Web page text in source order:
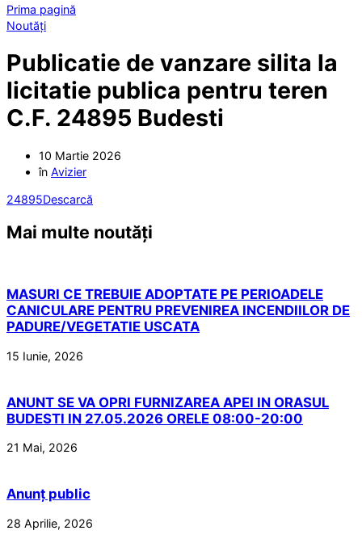
Prima pagină
Noutăți
Publicatie de vanzare silita la
licitatie publica pentru teren
C.F. 24895 Budesti
10 Martie 2026
în Avizier
24895Descarcă
Mai multe noutăți
MASURI CE TREBUIE ADOPTATE PE PERIOADELE
CANICULARE PENTRU PREVENIREA INCENDIILOR DE
PADURE/VEGETATIE USCATA
15 Iunie, 2026
ANUNT SE VA OPRI FURNIZAREA APEI IN ORASUL
BUDESTI IN 27.05.2026 ORELE 08:00-20:00
21 Mai, 2026
Anunț public
28 Aprilie, 2026